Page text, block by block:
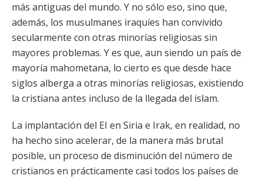
más antiguas del mundo. Y no sólo eso, sino que,
además, los musulmanes iraquíes han convivido
secularmente con otras minorías religiosas sin
mayores problemas. Y es que, aun siendo un país de
mayoría mahometana, lo cierto es que desde hace
siglos alberga a otras minorías religiosas, existiendo
la cristiana antes incluso de la llegada del islam.
La implantación del EI en Siria e Irak, en realidad, no
ha hecho sino acelerar, de la manera más brutal
posible, un proceso de disminución del número de
cristianos en prácticamente casi todos los países de